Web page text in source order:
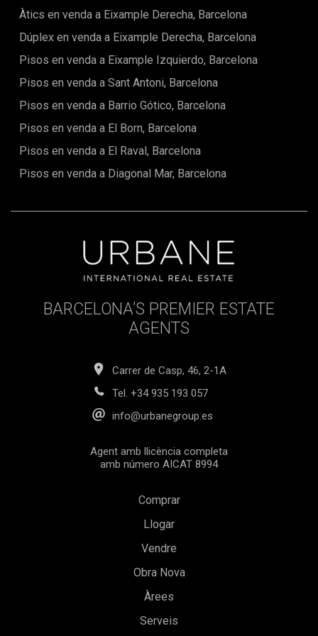
inversió immobiliària de gran valor.La Costa Brava continua
sent una de les destinacions més cobejades d'Europa,
coneguda per les seves cales d'aigües cristal·lines,
gastronomia, oferint a més un accés fàcil i còmode a la
ciutat de Barcelona.Assegura el teu lloc al costat del mar i
experimenta l'arquitectura en la seva màxima expressió.
Contacta amb nosaltres avui mateix per a una visita
notaria o registre, honoraris d'agència ni despeses
relacionades amb la hipoteca, si correspon).
Àtics en venda a Eixample Derecha, Barcelona
Dúplex en venda a Eixample Derecha, Barcelona
Pisos en venda a Eixample Izquierdo, Barcelona
Pisos en venda a Sant Antoni, Barcelona
Pisos en venda a Barrio Gótico, Barcelona
Pisos en venda a El Born, Barcelona
Pisos en venda a El Raval, Barcelona
Pisos en venda a Diagonal Mar, Barcelona
BARCELONA’S PREMIER ESTATE
AGENTS
Carrer de Casp, 46, 2-1A
Tel. +34 935 193 057
info@urbanegroup.es
Agent amb llicència completa
amb número AICAT 8994
Comprar
Llogar
Vendre
Obra Nova
Àrees
Serveis